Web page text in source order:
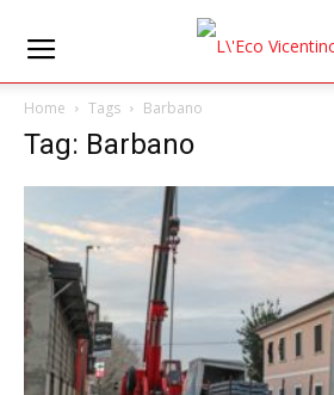
Home Tags Barbano
Tag: Barbano